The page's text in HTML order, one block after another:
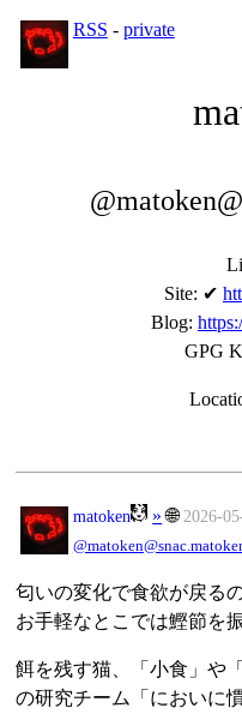
RSS - private
Site: ✔
Blog:
GPG
matoken » 🌐 2026-
匂いの変化で食欲が戻る
お手軽なとこでは鰹節を
餌を残す猫、「小食」や
の研究チーム「においに